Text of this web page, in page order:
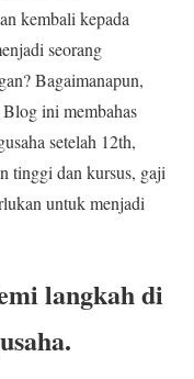
kembali kepada
seorang
Bagaimanapun,
ini membahas
setelah 12th,
tinggi dan kursus, gaji
untuk menjadi
langkah di